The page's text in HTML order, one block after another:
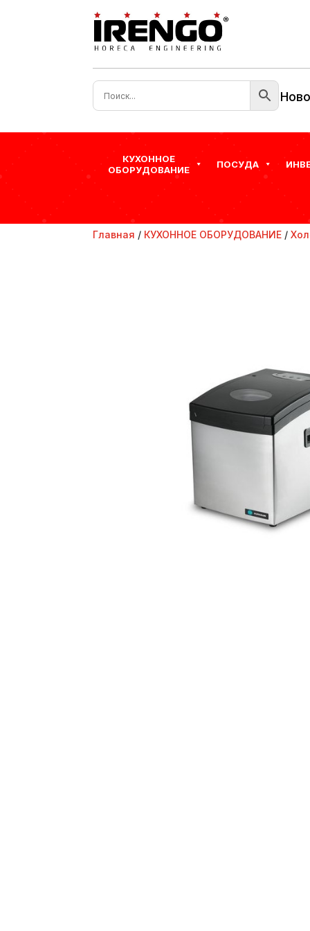
КУХОННОЕ
ОБОРУДОВАНИЕ
ПОСУДА
Главная / КУХОННОЕ ОБОРУДОВАНИЕ /